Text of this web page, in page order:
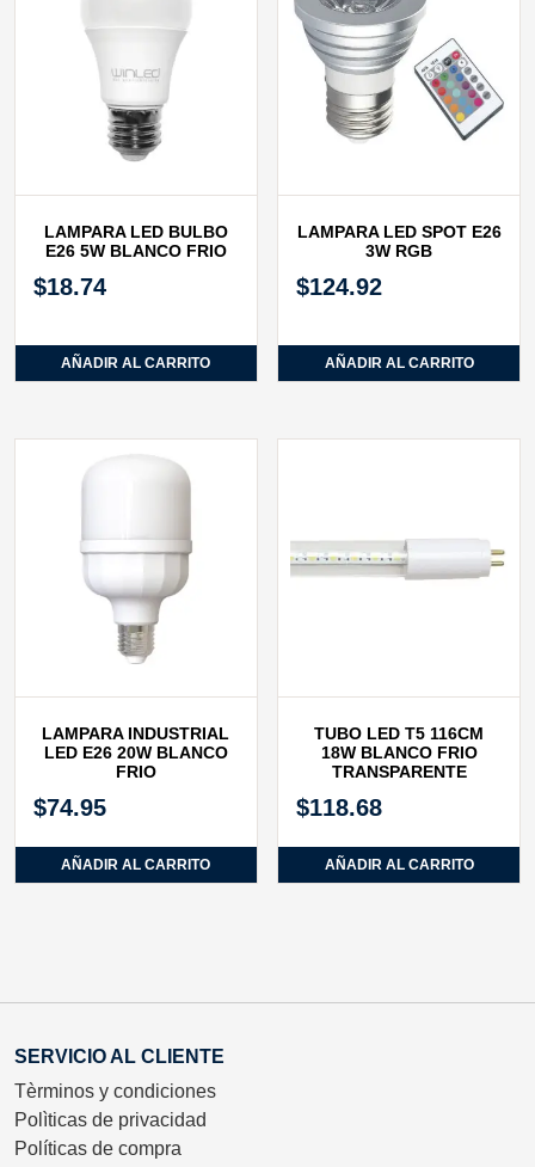
LAMPARA LED BULBO
E26 5W BLANCO FRIO
$18.74
AÑADIR AL CARRITO
LAMPARA LED SPOT E26
3W RGB
$124.92
AÑADIR AL CARRITO
LAMPARA INDUSTRIAL
LED E26 20W BLANCO
FRIO
$74.95
AÑADIR AL CARRITO
TUBO LED T5 116CM
18W BLANCO FRIO
TRANSPARENTE
$118.68
AÑADIR AL CARRITO
SERVICIO AL CLIENTE
Tèrminos y condiciones
Polìticas de privacidad
Políticas de compra